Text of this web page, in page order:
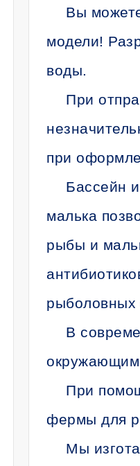
Вы
модели!
воды.
При
при
Бассейн
малька
рыбы и
В
При
фермы для
Мы